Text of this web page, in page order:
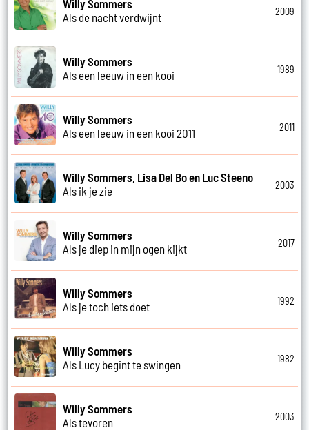
Willy Sommers
Als de nacht verdwijnt
2009
Willy Sommers
Als een leeuw in een kooi
1989
Willy Sommers
Als een leeuw in een kooi 2011
2011
Willy Sommers, Lisa Del Bo en Luc Steeno
Als ik je zie
2003
Willy Sommers
Als je diep in mijn ogen kijkt
2017
Willy Sommers
Als je toch iets doet
1992
Willy Sommers
Als Lucy begint te swingen
1982
Willy Sommers
Als tevoren
2003